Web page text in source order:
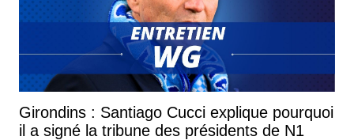
Girondins : Santiago Cucci explique pourquoi
il a signé la tribune des présidents de N1